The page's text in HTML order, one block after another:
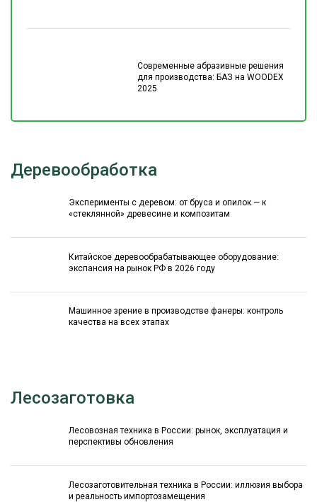
Современные абразивные решения
для производства: БАЗ на WOODEX
2025
Деревообработка
Эксперименты с деревом: от бруса и опилок — к
«стеклянной» древесине и композитам
Китайское деревообрабатывающее оборудование:
экспансия на рынок РФ в 2026 году
Машинное зрение в производстве фанеры: контроль
качества на всех этапах
Лесозаготовка
Лесовозная техника в России: рынок, эксплуатация и
перспективы обновления
Лесозаготовительная техника в России: иллюзия выбора
и реальность импортозамещения